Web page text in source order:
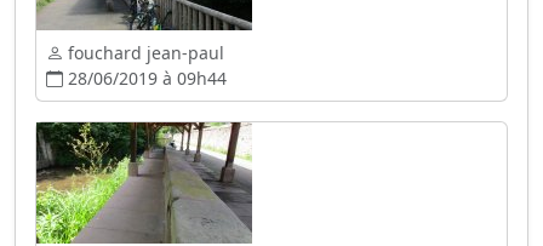
fouchard jean-paul
28/06/2019 à 09h44